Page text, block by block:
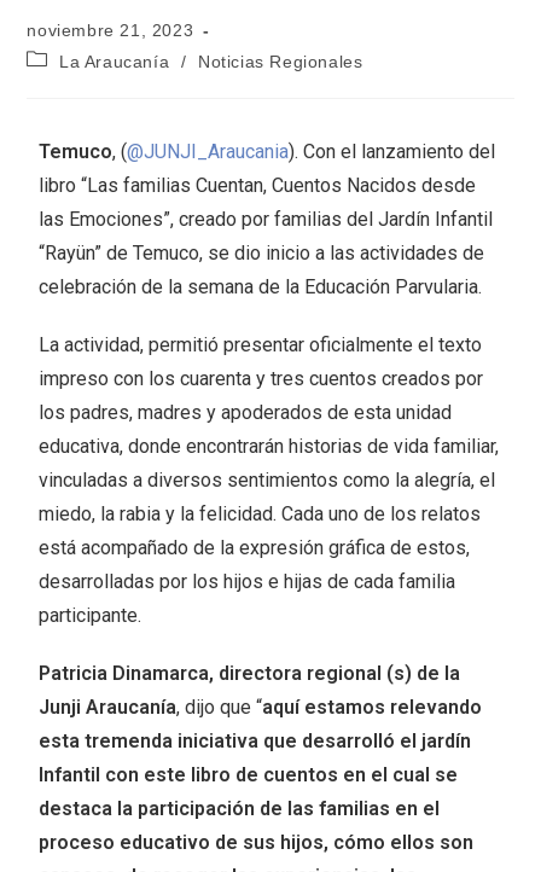
noviembre 21, 2023
La Araucanía
/ Noticias Regionales
Temuco, (@JUNJI_Araucania). Con el lanzamiento del
libro “Las familias Cuentan, Cuentos Nacidos desde
las Emociones”, creado por familias del Jardín Infantil
“Rayün” de Temuco, se dio inicio a las actividades de
celebración de la semana de la Educación Parvularia.
La actividad, permitió presentar oficialmente el texto
impreso con los cuarenta y tres cuentos creados por
los padres, madres y apoderados de esta unidad
educativa, donde encontrarán historias de vida familiar,
vinculadas a diversos sentimientos como la alegría, el
miedo, la rabia y la felicidad. Cada uno de los relatos
está acompañado de la expresión gráfica de estos,
desarrolladas por los hijos e hijas de cada familia
participante.
Patricia Dinamarca, directora regional (s) de la
Junji Araucanía, dijo que “aquí estamos relevando
esta tremenda iniciativa que desarrolló el jardín
Infantil con este libro de cuentos en el cual se
destaca la participación de las familias en el
proceso educativo de sus hijos, cómo ellos son